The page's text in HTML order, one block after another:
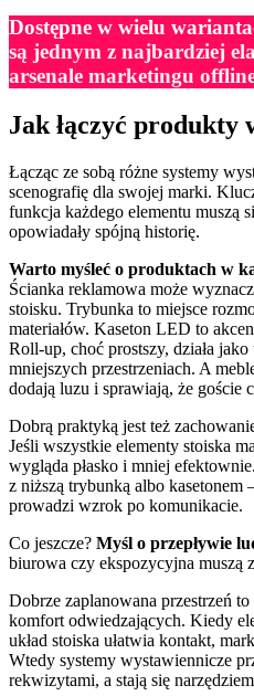
Dostępne w wielu
są jednym z najbardziej
arsenale marketingu
Jak łączyć produkty
Łącząc ze sobą różne systemy
scenografię dla swojej marki.
funkcja każdego elementu muszą
opowiadały spójną historię.
Warto myśleć o produktach w
Ścianka reklamowa może
stoisku. Trybunka to miejsce
materiałów. Kaseton LED to
Roll-up, choć prostszy, działa
mniejszych przestrzeniach. A
dodają luzu i sprawiają, że goście
Dobrą praktyką jest też
Jeśli wszystkie elementy stoiska
wygląda płasko i mniej
z niższą trybunką albo
prowadzi wzrok po komunikacie.
Co jeszcze? Myśl o przepływie
biurowa czy ekspozycyjna muszą
Dobrze zaplanowana przestrzeń
komfort odwiedzających. Kiedy
układ stoiska ułatwia kontakt,
Wtedy systemy wystawiennicze
rekwizytami, a stają się